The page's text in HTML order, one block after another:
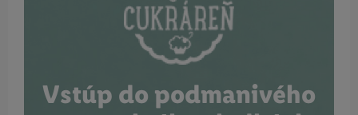
Vstúp do podmanivého